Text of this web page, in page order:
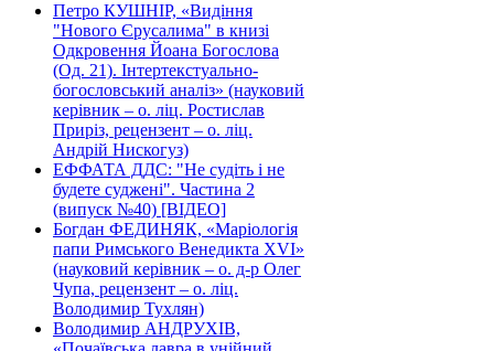
Петро КУШНІР, «Видіння
"Нового Єрусалима" в книзі
Одкровення Йоана Богослова
(Од. 21). Інтертекстуально-
богословський аналіз» (науковий
керівник – о. ліц. Ростислав
Приріз, рецензент – о. ліц.
Андрій Нискогуз)
ЕФФАТА ДДС: "Не судіть і не
будете суджені". Частина 2
(випуск №40) [ВІДЕО]
Богдан ФЕДИНЯК, «Маріологія
папи Римського Венедикта XVI»
(науковий керівник – о. д-р Олег
Чупа, рецензент – о. ліц.
Володимир Тухлян)
Володимир АНДРУХІВ,